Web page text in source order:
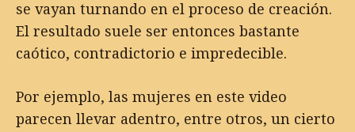
se vayan turnando en el proceso de creación.
El resultado suele ser entonces bastante
caótico, contradictorio e impredecible.
Por ejemplo, las mujeres en este video
parecen llevar adentro, entre otros, un cierto